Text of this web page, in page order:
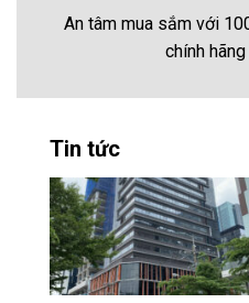
An tâm mua sắm với
chính hãng
Tin tức